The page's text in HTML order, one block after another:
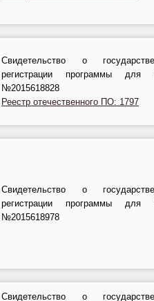
Свидетельство о
регистрации программы для
№2015618828
Реестр отечественного ПО: 1797
Свидетельство о
регистрации программы для
№2015618978
Свидетельство о